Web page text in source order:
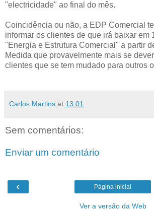
"electricidade" ao final do mês.
Coincidência ou não, a EDP Comercial
informar os clientes de que irá baixar em
"Energia e Estrutura Comercial" a partir
Medida que provavelmente mais se
clientes que se tem mudado para outros
Carlos Martins at 13:01
Sem comentários:
Enviar um comentário
‹ Página inicial
Ver a versão da Web